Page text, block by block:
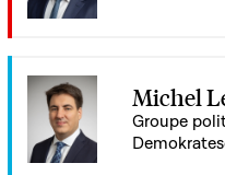
Michel
Groupe